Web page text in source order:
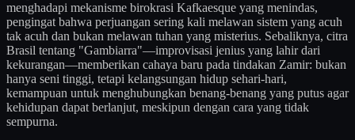
menghadapi mekanisme birokrasi Kafkaesque yang menindas,
pengingat bahwa perjuangan sering kali melawan sistem yang acuh
tak acuh dan bukan melawan tuhan yang misterius. Sebaliknya, citra
Brasil tentang "Gambiarra"—improvisasi jenius yang lahir dari
kekurangan—memberikan cahaya baru pada tindakan Zamir: bukan
hanya seni tinggi, tetapi kelangsungan hidup sehari-hari,
kemampuan untuk menghubungkan benang-benang yang putus agar
kehidupan dapat berlanjut, meskipun dengan cara yang tidak
sempurna.